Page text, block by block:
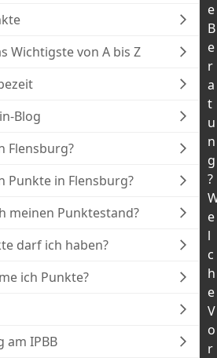
Wichtigste von A bis Z
Blog
Flensburg?
Punkte in Flensburg?
meinen Punktestand?
darf ich haben?
ich Punkte?
am IPBB
e
B
e
r
a
t
u
n
g
?
e
l
c
h
e
V
o
r